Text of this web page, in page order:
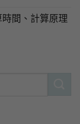
間、計算原理